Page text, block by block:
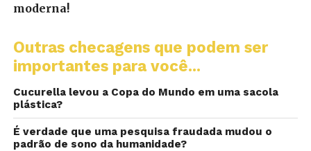
moderna!
Outras checagens que podem ser
importantes para você...
Cucurella levou a Copa do Mundo em uma sacola
plástica?
É verdade que uma pesquisa fraudada mudou o
padrão de sono da humanidade?